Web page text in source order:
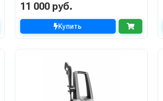
11 000 руб.
Купить